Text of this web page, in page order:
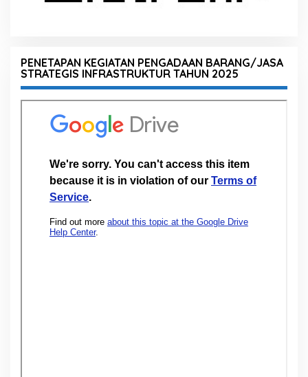
PENETAPAN KEGIATAN PENGADAAN BARANG/JASA
STRATEGIS INFRASTRUKTUR TAHUN 2025